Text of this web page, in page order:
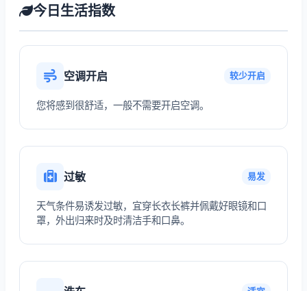
今日生活指数
空调开启 较少开启
您将感到很舒适，一般不需要开启空调。
过敏 易发
天气条件易诱发过敏，宜穿长衣长裤并佩戴好眼镜和口
罩，外出归来时及时清洁手和口鼻。